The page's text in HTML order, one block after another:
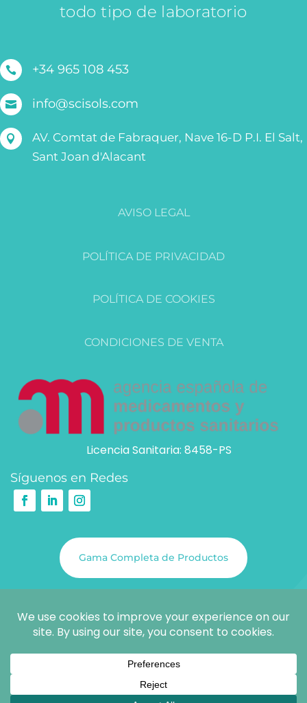
todo tipo de laboratorio
 +34 965 108 453
 info@scisols.com

AV. Comtat de Fabraquer, Nave 16-D P.I. El Salt,
Sant Joan d'Alacant
AVISO LEGAL
POLÍTICA DE PRIVACIDAD
POLÍTICA DE COOKIES
CONDICIONES DE VENTA
Licencia Sanitaria: 8458-PS
Síguenos en Redes
Gama Completa de Productos
@COPYRIGHT 2026SCIENCE & SOLUTIONS S.L.